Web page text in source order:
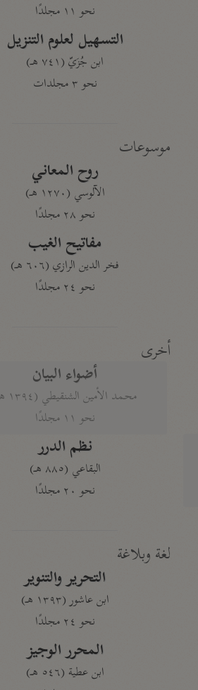
نحو ١١ مجلدًا
التسهيل لعلوم التنزيل
ابن جُزَيّ (٧٤١ هـ)
نحو ٣ مجلدات
موسوعات
روح المعاني
الآلوسي (١٢٧٠ هـ)
نحو ٢٨ مجلدًا
مفاتيح الغيب
فخر الدين الرازي (٦٠٦ هـ)
نحو ٢٤ مجلدًا
أخرى
أضواء البيان
محمد الأمين الشنقيطي (١٣٩٤ هـ)
نحو ١١ مجلدًا
نظم الدرر
البقاعي (٨٨٥ هـ)
نحو ٢٠ مجلدًا
لغة وبلاغة
التحرير والتنوير
ابن عاشور (١٣٩٣ هـ)
نحو ٢٤ مجلدًا
المحرر الوجيز
ابن عطية (٥٤٦ هـ)